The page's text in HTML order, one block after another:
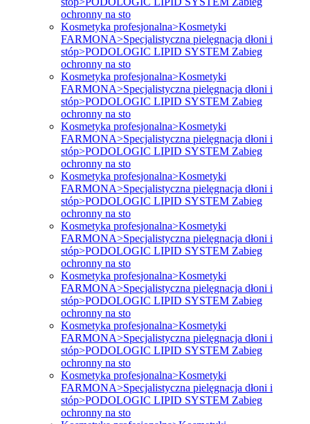
ochronny na sto
Kosmetyka profesjonalna>Kosmetyki
FARMONA>Specjalistyczna pielęgnacja dłoni i
stóp>PODOLOGIC LIPID SYSTEM Zabieg
ochronny na sto
Kosmetyka profesjonalna>Kosmetyki
FARMONA>Specjalistyczna pielęgnacja dłoni i
stóp>PODOLOGIC LIPID SYSTEM Zabieg
ochronny na sto
Kosmetyka profesjonalna>Kosmetyki
FARMONA>Specjalistyczna pielęgnacja dłoni i
stóp>PODOLOGIC LIPID SYSTEM Zabieg
ochronny na sto
Kosmetyka profesjonalna>Kosmetyki
FARMONA>Specjalistyczna pielęgnacja dłoni i
stóp>PODOLOGIC LIPID SYSTEM Zabieg
ochronny na sto
Kosmetyka profesjonalna>Kosmetyki
FARMONA>Specjalistyczna pielęgnacja dłoni i
stóp>PODOLOGIC LIPID SYSTEM Zabieg
ochronny na sto
Kosmetyka profesjonalna>Kosmetyki
FARMONA>Specjalistyczna pielęgnacja dłoni i
stóp>PODOLOGIC LIPID SYSTEM Zabieg
ochronny na sto
Kosmetyka profesjonalna>Kosmetyki
FARMONA>Specjalistyczna pielęgnacja dłoni i
stóp>PODOLOGIC LIPID SYSTEM Zabieg
ochronny na sto
Kosmetyka profesjonalna>Kosmetyki
FARMONA>Specjalistyczna pielęgnacja dłoni i
stóp>PODOLOGIC LIPID SYSTEM Zabieg
ochronny na sto